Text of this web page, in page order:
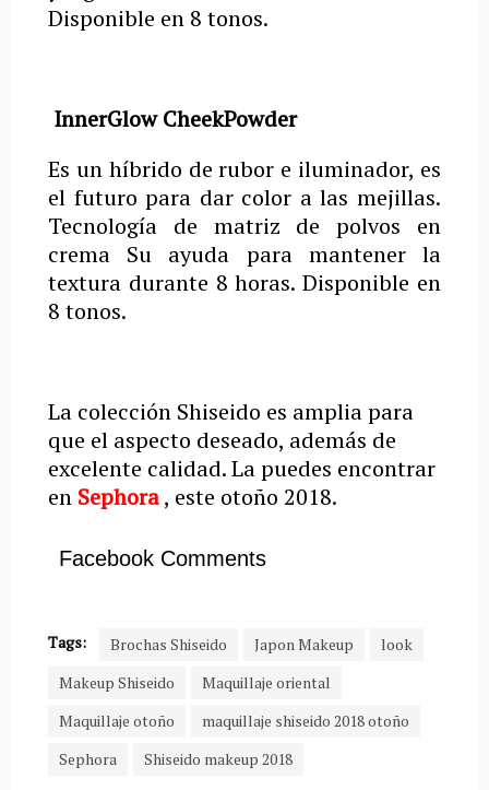
Disponible en 8 tonos.
InnerGlow CheekPowder
Es un híbrido de rubor e iluminador, es
el futuro para dar color a las mejillas.
Tecnología de matriz de polvos en
crema Su ayuda para mantener la
textura durante 8 horas.Disponible en
8 tonos.
La colección Shiseido es amplia para
que el aspecto deseado, además de
excelente calidad.La puedes encontrar
en Sephora, este otoño 2018.
Facebook Comments
Tags: Brochas Shiseido Japon Makeup
look
Makeup Shiseido
Maquillaje oriental
Maquillaje otoño
maquillaje shiseido 2018 otoño
Sephora
Shiseido makeup 2018